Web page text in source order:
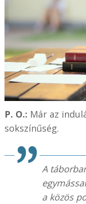
P. O.: Már az
sokszínűség.
A
a közös